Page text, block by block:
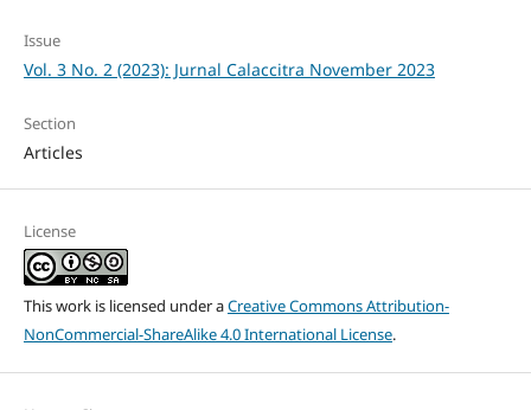
Issue
Vol. 3 No. 2 (2023): Jurnal Calaccitra November 2023
Section
Articles
License
This work is licensed under aCreative Commons Attribution-
NonCommercial-ShareAlike 4.0 International License.